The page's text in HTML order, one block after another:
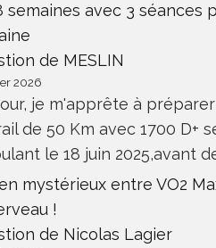
semaines avec 3 séances
de MESLIN
2026
je m'apprête à préparer
de 50 Km avec 1700 D+
le 18 juin 2025,avant
mystérieux entre VO2
!
de Nicolas Lagier